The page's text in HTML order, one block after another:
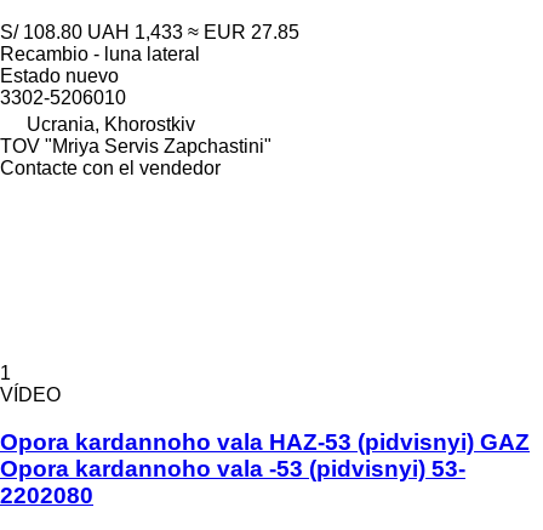
S/ 108.80 UAH 1,433 ≈ EUR 27.85
Recambio - luna lateral
Estado nuevo
3302-5206010
Ucrania, Khorostkiv
TOV "Mriya Servis Zapchastini"
Contacte con el vendedor
1
VÍDEO
Opora kardannoho vala HAZ-53 (pidvisnyi) GAZ
Opora kardannoho vala -53 (pidvisnyi) 53-
2202080